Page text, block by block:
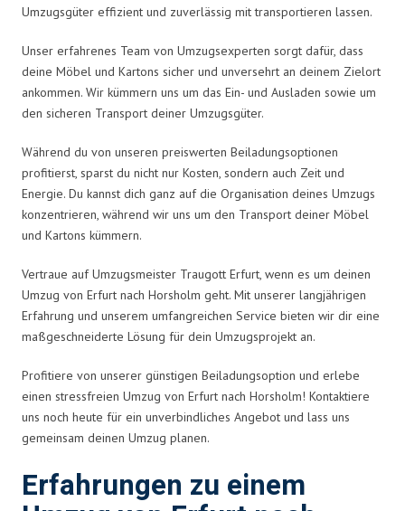
Umzugsgüter effizient und zuverlässig mit transportieren lassen.
Unser erfahrenes Team von Umzugsexperten sorgt dafür, dass
deine Möbel und Kartons sicher und unversehrt an deinem Zielort
ankommen. Wir kümmern uns um das Ein- und Ausladen sowie um
den sicheren Transport deiner Umzugsgüter.
Während du von unseren preiswerten Beiladungsoptionen
profitierst, sparst du nicht nur Kosten, sondern auch Zeit und
Energie. Du kannst dich ganz auf die Organisation deines Umzugs
konzentrieren, während wir uns um den Transport deiner Möbel
und Kartons kümmern.
Vertraue auf Umzugsmeister Traugott Erfurt, wenn es um deinen
Umzug von Erfurt nach Horsholm geht. Mit unserer langjährigen
Erfahrung und unserem umfangreichen Service bieten wir dir eine
maßgeschneiderte Lösung für dein Umzugsprojekt an.
Profitiere von unserer günstigen Beiladungsoption und erlebe
einen stressfreien Umzug von Erfurt nach Horsholm! Kontaktiere
uns noch heute für ein unverbindliches Angebot und lass uns
gemeinsam deinen Umzug planen.
Erfahrungen zu einem